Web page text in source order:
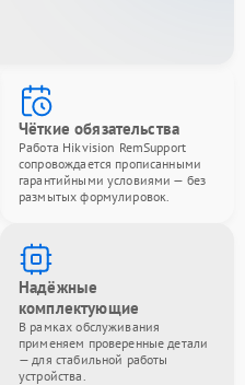
Чёткие обязательства
Работа Hikvision RemSupport
сопровождается прописанными
гарантийными условиями — без
размытых формулировок.
Надёжные
комплектующие
В рамках обслуживания
применяем проверенные детали
— для стабильной работы
устройства.